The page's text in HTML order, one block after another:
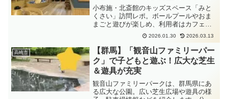
小布施・北斎館のキッズスペース「みと
くさい」訪問レポ。ボールプールやおま
まごと遊びが楽しめ、利用者はカフェで
ジュースやソフトクリームの無料特典
も。料金・利用条件・感想を紹介。
2026.01.30 2026.03.13
高崎市
【群馬】「観音山ファミリーパー
ク」で子どもと遊ぶ！広大な芝生
＆遊具が充実
観音山ファミリーパークは、群馬県にあ
る広大な公園。広い芝生広場や遊具の様